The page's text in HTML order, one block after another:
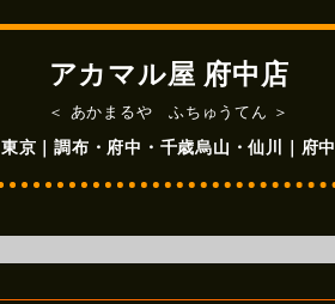
アカマル屋 府中店
＜ あかまるや ふちゅうてん ＞
東京｜調布・府中・千歳烏山・仙川｜府中